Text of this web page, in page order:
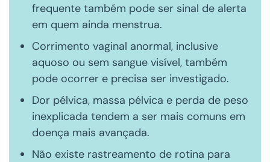
frequente também pode ser sinal de alerta
em quem ainda menstrua.
Corrimento vaginal anormal, inclusive
aquoso ou sem sangue visível, também
pode ocorrer e precisa ser investigado.
Dor pélvica, massa pélvica e perda de peso
inexplicada tendem a ser mais comuns em
doença mais avançada.
Não existe rastreamento de rotina para